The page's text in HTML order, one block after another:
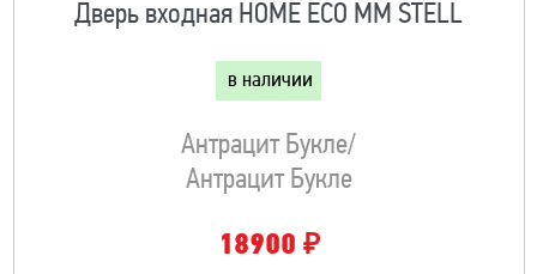
Дверь входная HOME ECO MM STELL
в наличии
Антрацит Букле/
Антрацит Букле
18900 ₽